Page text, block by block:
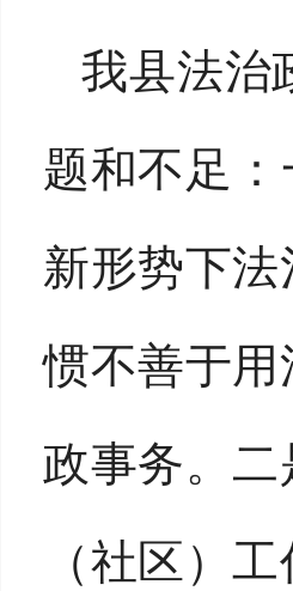
我县法治
题和不足
新形势下
惯不善于
政事务。
（社区）